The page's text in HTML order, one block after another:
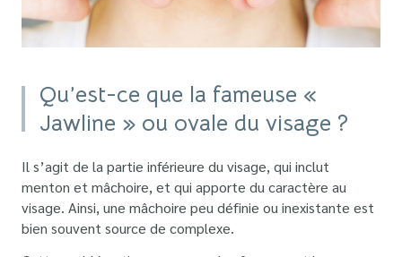
Qu’est-ce que la fameuse «
Jawline » ou ovale du visage ?
Il s’agit de la partie inférieure du visage, qui inclut
menton et mâchoire, et qui apporte du caractère au
visage. Ainsi, une mâchoire peu définie ou inexistante est
bien souvent source de complexe.